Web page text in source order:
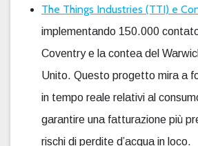
The Things Industries (TTI) e
implementando 150.000
Coventry e la contea del
Unito. Questo progetto mira a
in tempo reale relativi al
garantire una fatturazione più
rischi di perdite d’acqua in loco.